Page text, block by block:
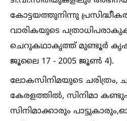
കോട്ടയത്തുനിന്നു
വാരികയുടെ
ചെറുകഥാകൃത്ത് മുണ്ടൂർ
ജൂലൈ 17 - 2005 ജൂണ്‍ 4‌).
ലോകസിനിമയുടെ ചരിത്രം,
കേരളത്തില്‍, സിനിമാ
സിനിമാക്കാരും